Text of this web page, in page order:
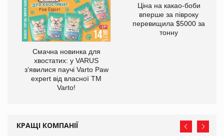
Смачна новинка для
хвостатих: у VARUS
з’явилися паучі Varto Paw
expert від власної ТМ
Varto!
Ціна на какао-боби
вперше за півроку
перевищила $5000 за
тонну
КРАЩІ КОМПАНІЇ